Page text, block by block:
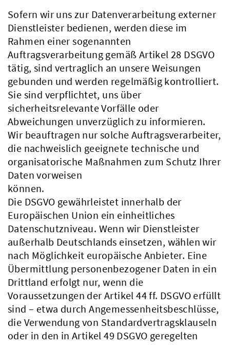
Sofern wir uns zur Datenverarbeitung externer
Dienstleister bedienen, werden diese im
Rahmen einer sogenannten
Auftragsverarbeitung gemäß Artikel 28 DSGVO
tätig, sind vertraglich an unsere Weisungen
gebunden und werden regelmäßig kontrolliert.
Sie sind verpflichtet, uns über
sicherheitsrelevante Vorfälle oder
Abweichungen unverzüglich zu informieren.
Wir beauftragen nur solche Auftragsverarbeiter,
die nachweislich geeignete technische und
organisatorische Maßnahmen zum Schutz Ihrer
Daten vorweisen
können.
Die DSGVO gewährleistet innerhalb der
Europäischen Union ein einheitliches
Datenschutzniveau. Wenn wir Dienstleister
außerhalb Deutschlands einsetzen, wählen wir
nach Möglichkeit europäische Anbieter. Eine
Übermittlung personenbezogener Daten in ein
Drittland erfolgt nur, wenn die
Voraussetzungen der Artikel 44 ff. DSGVO erfüllt
sind – etwa durch Angemessenheitsbeschlüsse,
die Verwendung von Standardvertragsklauseln
oder in den in Artikel 49 DSGVO geregelten